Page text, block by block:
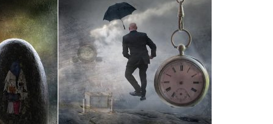
NUNC DUI RISUS